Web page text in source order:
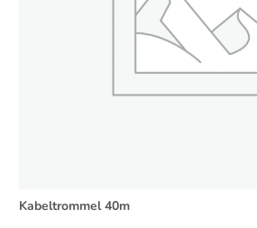
Kabeltrommel 40m